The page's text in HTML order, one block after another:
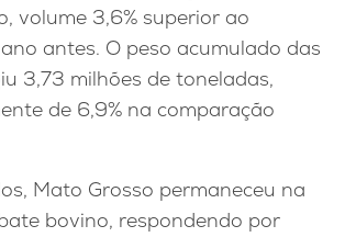
volume 3,6% superior ao
antes. O peso acumulado das
3,73 milhões de toneladas,
de 6,9% na comparação
Mato Grosso permaneceu na
bovino, respondendo por